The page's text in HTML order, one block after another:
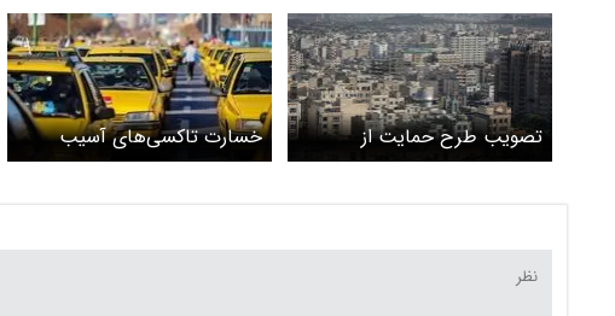
تصویب طرح حمایت از
مستأجران و بهره‌برداران طرف
خسارت تاکسی‌های آسیب
دیده در جنگ پرداخت می‌شود